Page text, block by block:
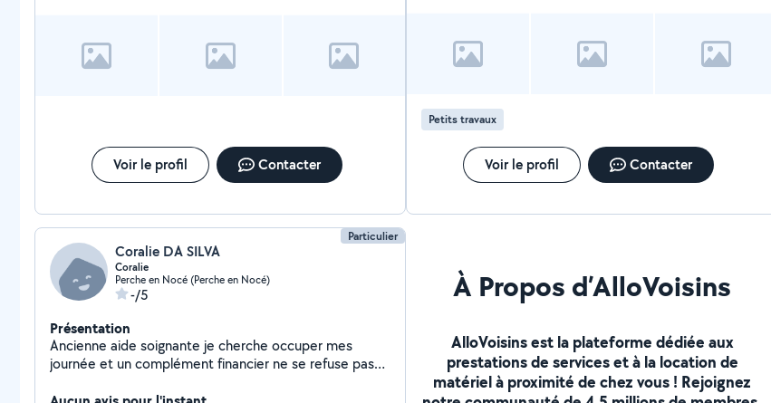
Voir le profil Contacter
Petits travaux
Voir le profil Contacter
Particulier
Coralie DA SILVA
Coralie
Perche en Nocé (Perche en Nocé)
-/5
Présentation
Ancienne aide soignante je cherche occuper mes
journée et un complément financier ne se refuse pas
À Propos d’AlloVoisins
AlloVoisins est la plateforme dédiée aux
prestations de services et à la location de
matériel à proximité de chez vous ! Rejoignez